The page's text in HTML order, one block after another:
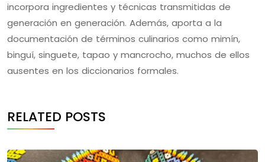
incorpora ingredientes y técnicas transmitidas de
generación en generación. Además, aporta a la
documentación de términos culinarios como mimín,
binguí, singuete, tapao y mancrocho, muchos de ellos
ausentes en los diccionarios formales.
RELATED POSTS